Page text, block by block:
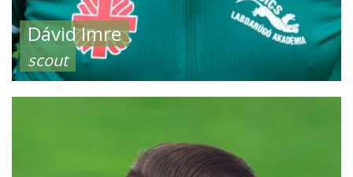
Dávid Imre
scout